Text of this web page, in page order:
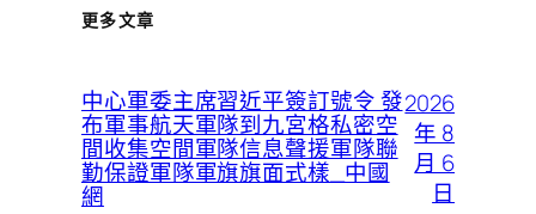
更多文章
中心軍委主席習近平簽訂號令 發
布軍事航天軍隊到九宮格私密空
間收集空間軍隊信息聲援軍隊聯
勤保證軍隊軍旗旗面式樣_中國
網
2026
年 8
月 6
日